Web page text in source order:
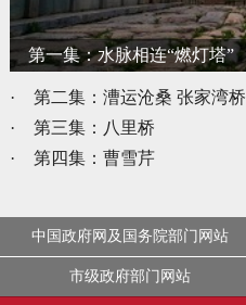
第一集：水脉相连“燃灯塔”
·
第二集：漕运沧桑 张家湾桥
·
第三集：八里桥
·
第四集：曹雪芹
中国政府网及国务院部门网站
市级政府部门网站